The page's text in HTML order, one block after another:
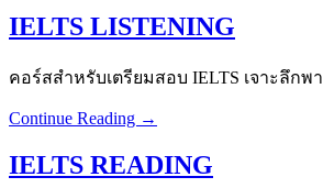
IELTS LISTENING
คอร์สสำหรับเตรียมสอบ IELTS เจาะลึก
Continue Reading →
IELTS READING